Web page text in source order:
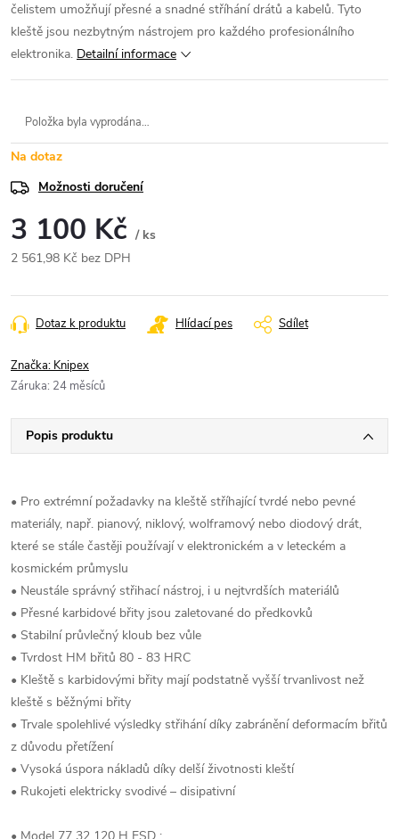
čelistem umožňují přesné a snadné stříhání drátů a kabelů. Tyto
kleště jsou nezbytným nástrojem pro každého profesionálního
elektronika. Detailní informace
Položka byla vyprodána…
Na dotaz
Možnosti doručení
3 100 Kč / ks
2 561,98 Kč bez DPH
cena:
Dotaz k produktu Hlídací pes Sdílet
Značka: Knipex
Záruka: 24 měsíců
Popis produktu
• Pro extrémní požadavky na kleště stříhající tvrdé nebo pevné
materiály, např. pianový, niklový, wolframový nebo diodový drát,
které se stále častěji používají v elektronickém a v leteckém a
kosmickém průmyslu
• Neustále správný střihací nástroj, i u nejtvrdších materiálů
• Přesné karbidové břity jsou zaletované do předkovků
• Stabilní průvlečný kloub bez vůle
• Tvrdost HM břitů 80 - 83 HRC
• Kleště s karbidovými břity mají podstatně vyšší trvanlivost než
kleště s běžnými břity
• Trvale spolehlivé výsledky střihání díky zabránění deformacím břitů
z důvodu přetížení
• Vysoká úspora nákladů díky delší životnosti kleští
• Rukojeti elektricky svodivé – disipativní